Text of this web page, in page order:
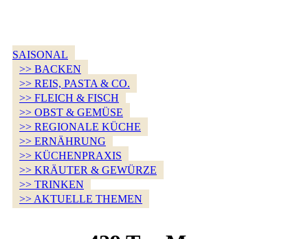
SAISONAL
>> BACKEN
>> REIS, PASTA & CO.
>> FLEICH & FISCH
>> OBST & GEMÜSE
>> REGIONALE KÜCHE
>> ERNÄHRUNG
>> KÜCHENPRAXIS
>> KRÄUTER & GEWÜRZE
>> TRINKEN
>> AKTUELLE THEMEN